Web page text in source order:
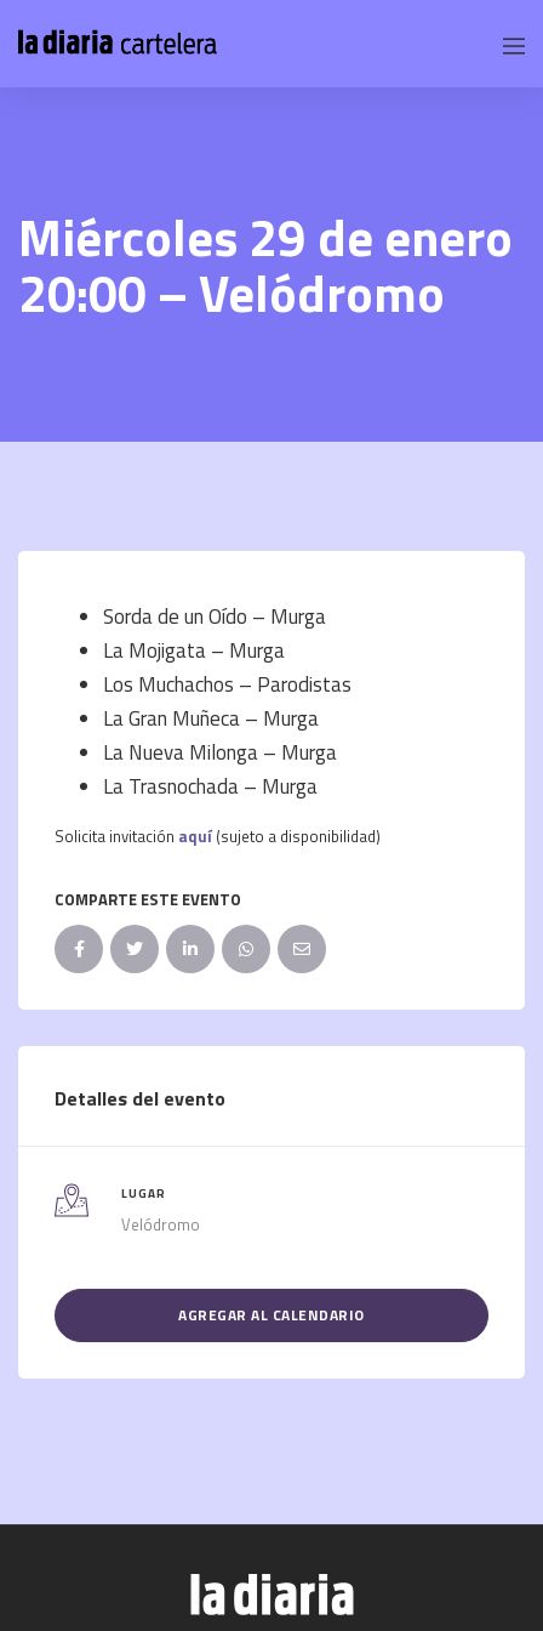
Miércoles 29 de enero
20:00 – Velódromo
Sorda de un Oído – Murga
La Mojigata – Murga
Los Muchachos – Parodistas
La Gran Muñeca – Murga
La Nueva Milonga – Murga
La Trasnochada – Murga
Solicita invitación aquí (sujeto a disponibilidad)
COMPARTE ESTE EVENTO
Detalles del evento
LUGAR
Velódromo
AGREGAR AL CALENDARIO